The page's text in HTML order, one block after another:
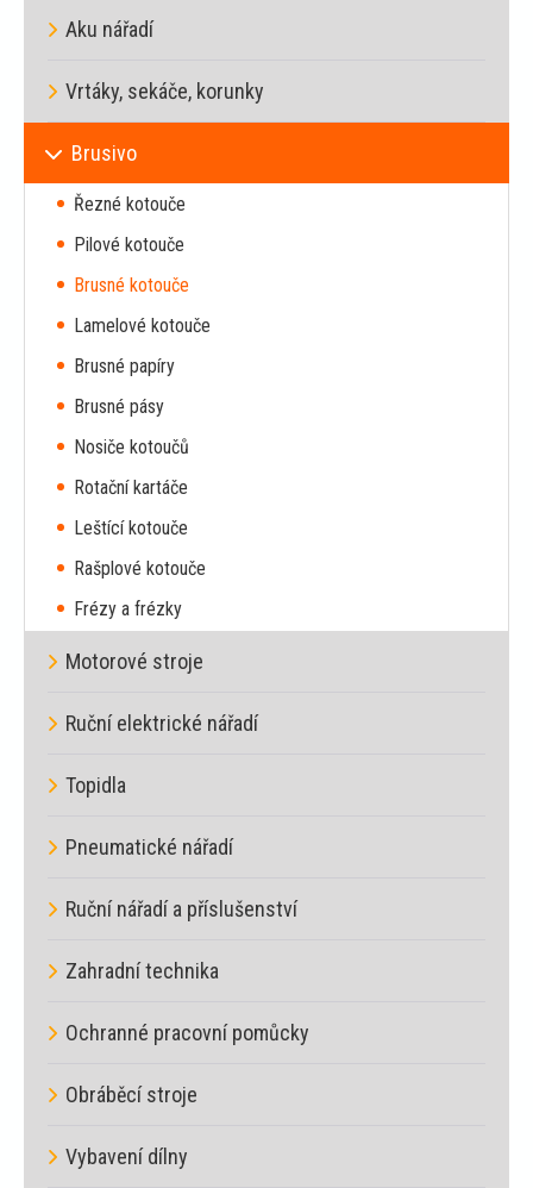
Aku nářadí
Vrtáky, sekáče, korunky
Brusivo
Řezné kotouče
Pilové kotouče
Brusné kotouče
Lamelové kotouče
Brusné papíry
Brusné pásy
Nosiče kotoučů
Rotační kartáče
Leštící kotouče
Rašplové kotouče
Frézy a frézky
Motorové stroje
Ruční elektrické nářadí
Topidla
Pneumatické nářadí
Ruční nářadí a příslušenství
Zahradní technika
Ochranné pracovní pomůcky
Obráběcí stroje
Vybavení dílny